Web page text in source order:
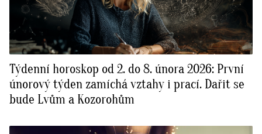
Týdenní horoskop od 2. do 8. února 2026: První
únorový týden zamíchá vztahy i prací. Dařit se
bude Lvům a Kozorohům